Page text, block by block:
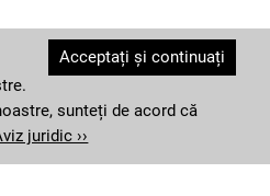
Acceptați și continuați
sunteți de acord că
juridic ››